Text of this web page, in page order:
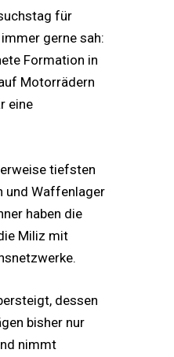
für
gerne sah:
Formation in
Motorrädern
eine
tiefsten
und Waffenlager
haben die
Miliz mit
dessen
bisher nur
nimmt